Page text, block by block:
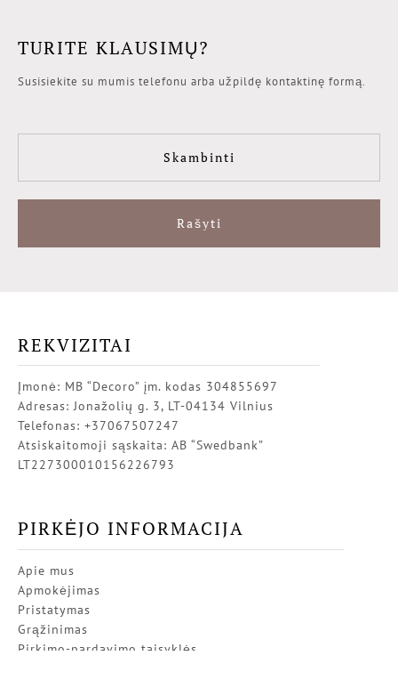
TURITE KLAUSIMŲ?
Susisiekite su mumis telefonu arba užpildę kontaktinę formą.
Skambinti
Rašyti
REKVIZITAI
Įmonė: MB “Decoro” įm. kodas 304855697
Adresas: Jonažolių g. 3, LT-04134 Vilnius
Telefonas: +37067507247
Atsiskaitomoji sąskaita: AB “Swedbank”
LT227300010156226793
PIRKĖJO INFORMACIJA
Apie mus
Apmokėjimas
Pristatymas
Grąžinimas
Pirkimo-pardavimo taisyklės